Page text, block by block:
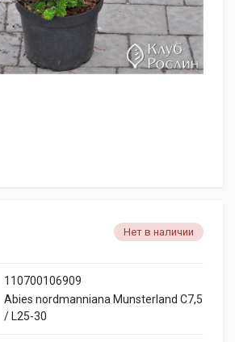
Нет в наличии
110700106909
Abies nordmanniana Munsterland C7,5
/ L25-30